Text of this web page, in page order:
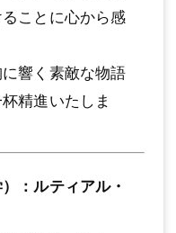
ことに⼼から感
響く素敵な物語
精進いたしま
：ルティアル・